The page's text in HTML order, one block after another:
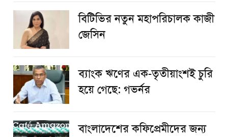
বিটিভির নতুন মহাপরিচালক কাজী
জেসিন
ব্যাংক ঋণের এক-তৃতীয়াংশই চুরি
হয়ে গেছে: গভর্নর
বাংলাদেশের কফিপ্রেমীদের জন্য